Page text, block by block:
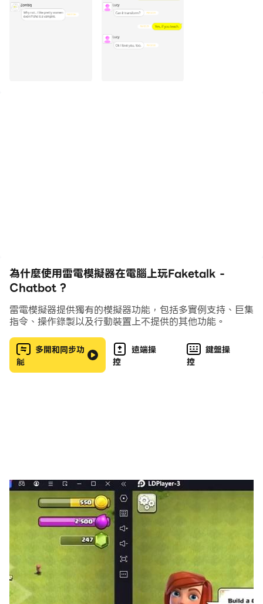
你想與名人聊天？
但他們不知道你或他們沒有聊天，因為他們是這麼忙的時
許多用戶都在一起教書。你TEACHED什麼是實時共享。
他們會更聰明每一秒。
- 群聊可用。
- 您可以與其他用戶（從聊天機器人的報價）的樂趣。
- 許多其他的功能都可用。
為什麼使用雷電模擬器在電腦上玩Faketalk -
Chatbot ?
雷電模擬器提供獨有的模擬器功能，包括多實例支持、巨集
指令、操作錄製以及行動裝置上不提供的其他功能。
多開和同步功
能
遠端操
控
鍵盤操
控